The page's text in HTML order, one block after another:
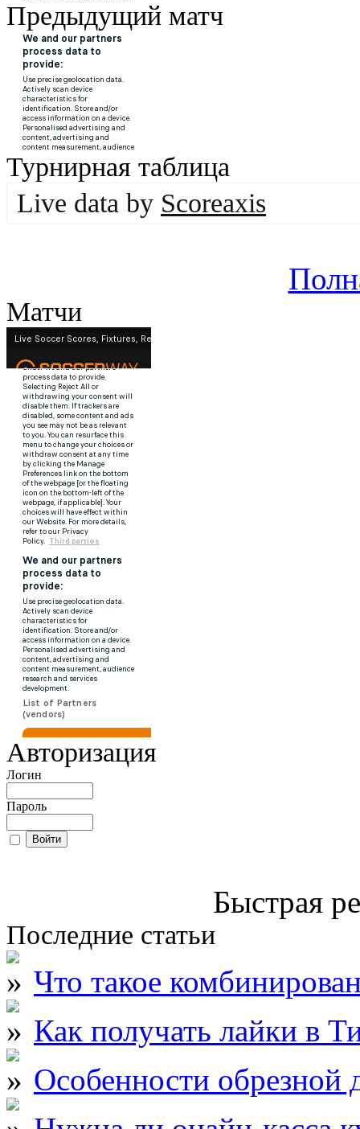
Предыдущий матч
Турнирная таблица
Live data by Scoreaxis
Матчи
Авторизация
Логин
Пароль
Быстрая
Последние статьи
Что такое
Как получать лайки в
Особенности обрезной